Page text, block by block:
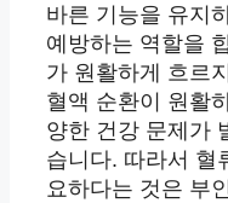
바른 기능을 유지
예방하는 역할을
가 원활하게 흐르
혈액 순환이 원활
양한 건강 문제가
습니다. 따라서 혈
요하다는 것은 부